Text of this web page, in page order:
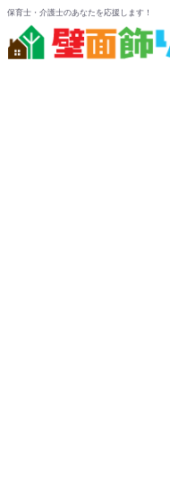
保育士・介護士のあなたを応援します！